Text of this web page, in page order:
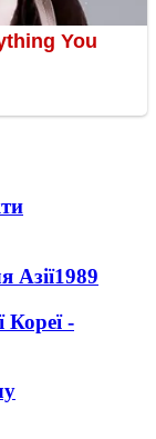
Азії1989
Кореї -